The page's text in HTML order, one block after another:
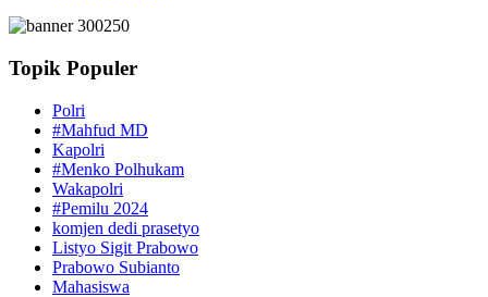
Topik Populer
Polri
#Mahfud MD
Kapolri
#Menko Polhukam
Wakapolri
#Pemilu 2024
komjen dedi prasetyo
Listyo Sigit Prabowo
Prabowo Subianto
Mahasiswa